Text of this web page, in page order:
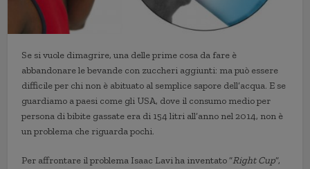
Se si vuole dimagrire, una delle prime cosa da fare è
abbandonare le bevande con zuccheri aggiunti: ma può essere
difficile per chi non è abituato al semplice sapore dell’acqua. E se
guardiamo a paesi come gli USA, dove il consumo medio per
persona di bibite gassate era di 154 litri all’anno nel 2014, non è
un problema che riguarda pochi.
Per affrontare il problema Isaac Lavi ha inventato “Right Cup”,